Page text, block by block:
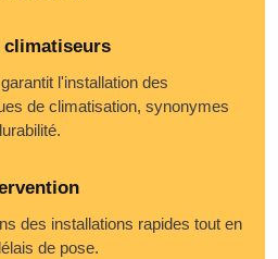
climatiseurs
l'installation des
de climatisation, synonymes
des installations rapides tout en
de pose.